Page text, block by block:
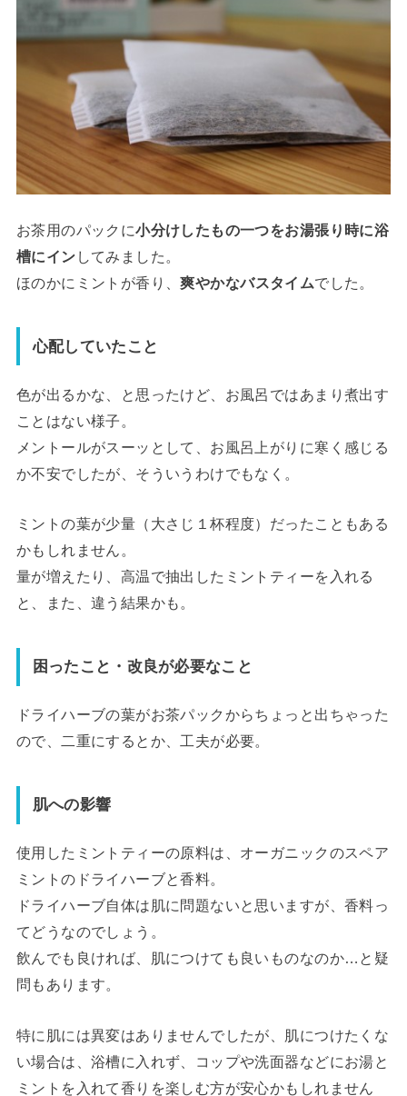
お茶用のパックに小分けしたもの一つをお湯張り時に浴
槽にイン してみました。
ほのかにミントが香り、爽やかなバスタイムでした。
心配していたこと
色が出るかな、と思ったけど、お風呂ではあまり煮出す
ことはない様子。
メントールがスーッとして、お風呂上がりに寒く感じる
か不安でしたが、そういうわけでもなく。
ミントの葉が少量（大さじ１杯程度）だったこともある
かもしれません。
量が増えたり、高温で抽出したミントティーを入れる
と、また、違う結果かも。
困ったこと・改良が必要なこと
ドライハーブの葉がお茶パックからちょっと出ちゃった
ので、二重にするとか、工夫が必要。
肌への影響
使用したミントティーの原料は、オーガニックのスペア
ミントのドライハーブと香料。
ドライハーブ自体は肌に問題ないと思いますが、香料っ
てどうなのでしょう。
飲んでも良ければ、肌につけても良いものなのか…と疑
問もあります。
特に肌には異変はありませんでしたが、肌につけたくな
い場合は、浴槽に入れず、コップや洗面器などにお湯と
ミントを入れて香りを楽しむ方が安心かもしれません